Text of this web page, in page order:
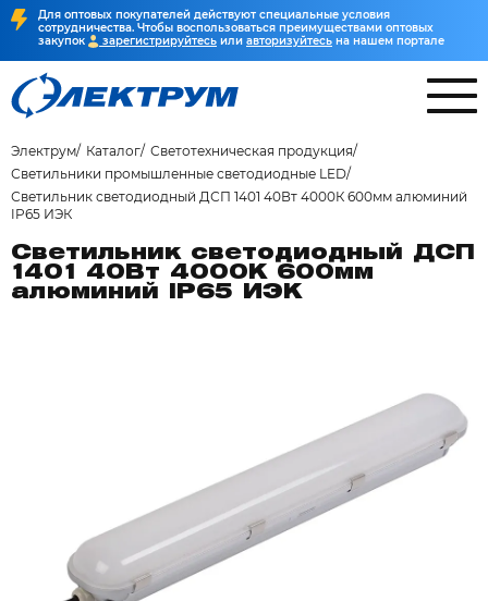
Для оптовых покупателей действуют специальные условия
сотрудничества. Чтобы воспользоваться преимуществами оптовых
закупок
зарегистрируйтесь или авторизуйтесь на нашем портале
Электрум Каталог Светотехническая продукция
Светильники промышленные светодиодные LED
Светильник светодиодный ДСП 1401 40Вт 4000К 600мм алюминий
IP65 ИЭК
Светильник светодиодный ДСП
1401 40Вт 4000К 600мм
алюминий IP65 ИЭК